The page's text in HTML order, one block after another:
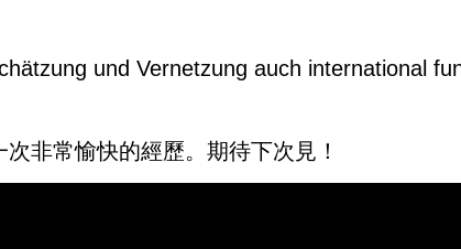
und Vernetzung auch international
非常愉快的經歷。期待下次見！